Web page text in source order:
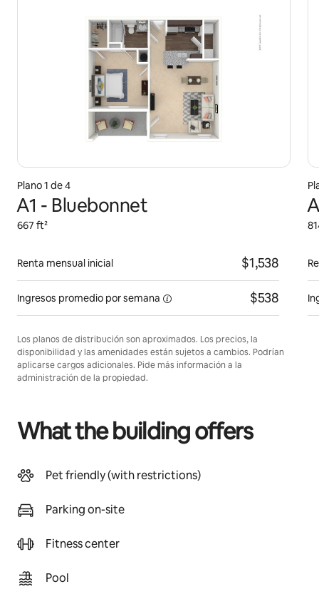
Plano 1 de 4
A1 - Bluebonnet
667 ft²
Renta mensual inicial $1,538
Ingresos promedio porsemana $538
Los planos de distribución son aproximados. Los precios, la
disponibilidad y las amenidades están sujetos a cambios. Podrían
aplicarse cargos adicionales. Pide más información a la
administración de la propiedad.
What the building offers
Pet friendly (with restrictions)
Parking on-site
Fitness center
Pool